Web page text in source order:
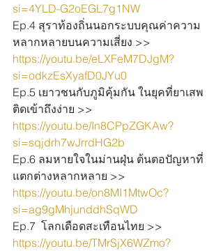
si=4YLD-G2oEGL7g1NW
Ep.4 สุราท้องถิ่นนอกระบบคุณค่าความ
หลากหลายบนความเสี่ยง >>
https://youtu.be/eLXFeM7DJgM?
si=odkzEsXyafD0JYu0
Ep.5 เยาวชนกับภูมิคุ้มกัน ในยุคที่ยาเสพ
ติดเข้าถึงง่าย >>
https://youtu.be/In8CPpZGKAw?
si=sqjdrh7wJrrdHG2b
Ep.6 ลมหายใจในม่านฝุ่น ต้นตอปัญหาที่
แตกต่างหลากหลาย >>
https://youtu.be/on8MI1MtwOc?
si=ag9gMhjunddhSqWD
Ep.7  โลกเดือดสะเทือนไทย >>
https://youtu.be/TMrSjX6WZmo?